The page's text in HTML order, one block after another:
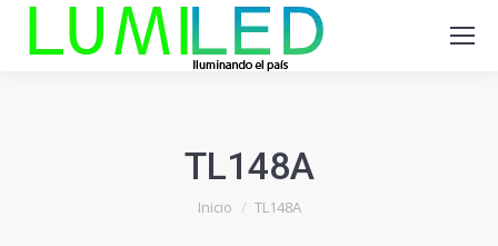
TL148A
Estás aquí:
Inicio TL148A